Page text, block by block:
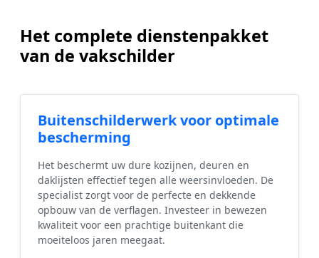
Het complete dienstenpakket
van de vakschilder
Buitenschilderwerk voor optimale
bescherming
Het beschermt uw dure kozijnen, deuren en
daklijsten effectief tegen alle weersinvloeden. De
specialist zorgt voor de perfecte en dekkende
opbouw van de verflagen. Investeer in bewezen
kwaliteit voor een prachtige buitenkant die
moeiteloos jaren meegaat.